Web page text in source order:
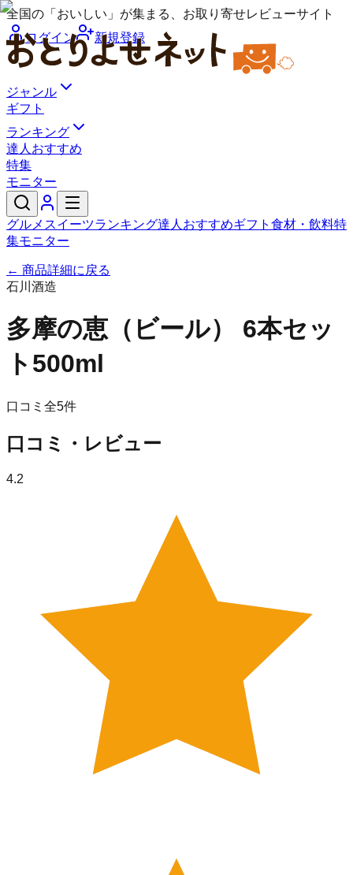
全国の「おいしい」が集まる、お取り寄せレビューサイト
ログイン
新規登録
ジャンル
ギフト
ランキング
達人おすすめ
特集
モニター
グルメ スイーツランキング達人おすすめギフト 食材・飲料特
集モニター
← 商品詳細に戻る
石川酒造
多摩の恵（ビール） 6本セッ
ト500ml
口コミ全5件
口コミ・レビュー
4.2